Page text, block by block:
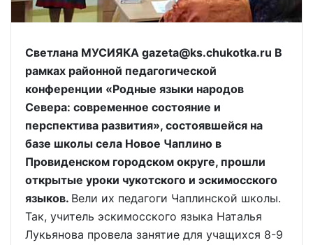
Светлана МУСИЯКА gazeta@ks.chukotka.ru В
рамках районной педагогической
конференции «Родные языки народов
Севера: современное состояние и
перспектива развития», состоявшейся на
базе школы села Новое Чаплино в
Провиденском городском округе, прошли
открытые уроки чукотского и эскимосского
языков. Вели их педагоги Чаплинской школы.
Так, учитель эскимосского языка Наталья
Лукьянова провела занятие для учащихся 8-9